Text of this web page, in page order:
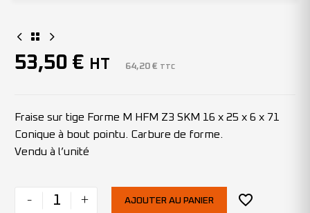
53,50 € HT 64,20 € TTC
Fraise sur tige Forme M HFM Z3 SKM 16 x 25 x 6 x 71
Conique à bout pointu. Carbure de forme.
Vendu à l’unité
- + AJOUTER AU PANIER